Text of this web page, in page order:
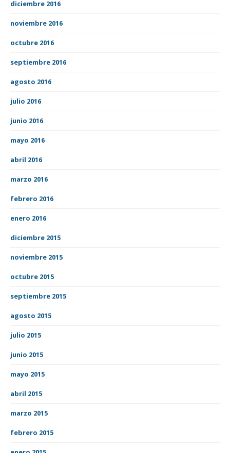
diciembre 2016
noviembre 2016
octubre 2016
septiembre 2016
agosto 2016
julio 2016
junio 2016
mayo 2016
abril 2016
marzo 2016
febrero 2016
enero 2016
diciembre 2015
noviembre 2015
octubre 2015
septiembre 2015
agosto 2015
julio 2015
junio 2015
mayo 2015
abril 2015
marzo 2015
febrero 2015